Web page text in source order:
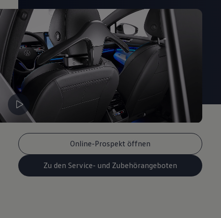
Online-Prospekt öffnen
Zu den Service- und Zubehörangeboten